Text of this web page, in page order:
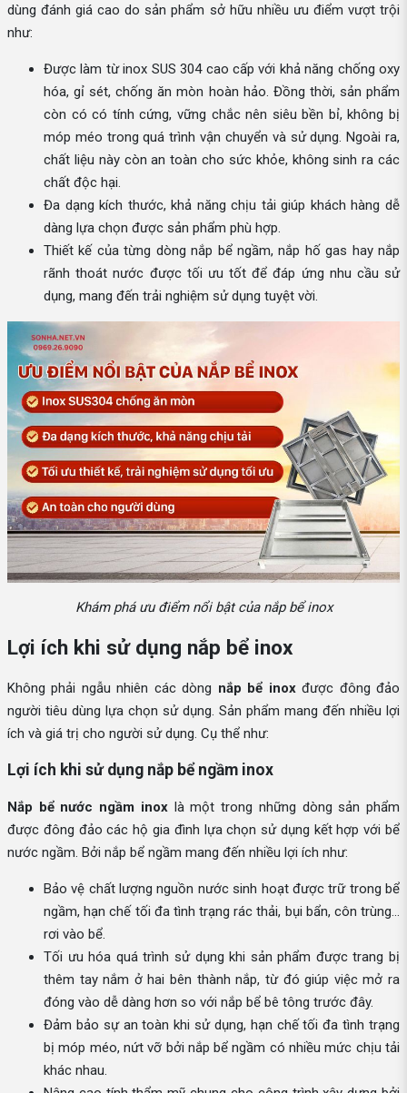
dùng đánh giá cao do sản phẩm sở hữu nhiều ưu điểm vượt trội
như:
Được làm từ inox SUS 304 cao cấp với khả năng chống oxy
hóa, gỉ sét, chống ăn mòn hoàn hảo. Đồng thời, sản phẩm
còn có có tính cứng, vững chắc nên siêu bền bỉ, không bị
móp méo trong quá trình vận chuyển và sử dụng. Ngoài ra,
chất liệu này còn an toàn cho sức khỏe, không sinh ra các
chất độc hại.
Đa dạng kích thước, khả năng chịu tải giúp khách hàng dễ
dàng lựa chọn được sản phẩm phù hợp.
Thiết kế của từng dòng nắp bể ngầm, nắp hố gas hay nắp
rãnh thoát nước được tối ưu tốt để đáp ứng nhu cầu sử
dụng, mang đến trải nghiệm sử dụng tuyệt vời.
Khám phá ưu điểm nổi bật của nắp bể inox
Lợi ích khi sử dụng nắp bể inox
Không phải ngẫu nhiên các dòng nắp bể inoxđược đông đảo
người tiêu dùng lựa chọn sử dụng. Sản phẩm mang đến nhiều lợi
ích và giá trị cho người sử dụng. Cụ thể như:
Lợi ích khi sử dụng nắp bể ngầm inox
Nắp bể nước ngầm inoxlà một trong những dòng sản phẩm
được đông đảo các hộ gia đình lựa chọn sử dụng kết hợp với bể
nước ngầm. Bởi nắp bể ngầm mang đến nhiều lợi ích như:
Bảo vệ chất lượng nguồn nước sinh hoạt được trữ trong bể
ngầm, hạn chế tối đa tình trạng rác thải, bụi bẩn, côn trùng…
rơi vào bể.
Tối ưu hóa quá trình sử dụng khi sản phẩm được trang bị
thêm tay nắm ở hai bên thành nắp, từ đó giúp việc mở ra
đóng vào dễ dàng hơn so với nắp bể bê tông trước đây.
Đảm bảo sự an toàn khi sử dụng, hạn chế tối đa tình trạng
bị móp méo, nứt vỡ bởi nắp bể ngầm có nhiều mức chịu tải
khác nhau.